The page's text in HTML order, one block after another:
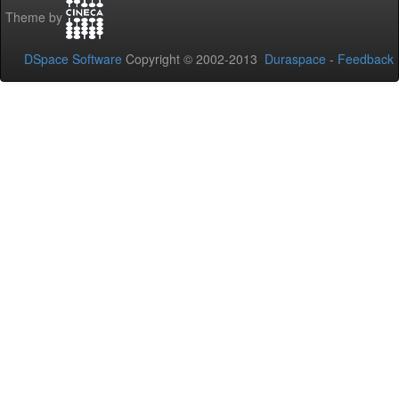
Theme by
DSpace Software Copyright © 2002-2013 Duraspace - Feedback